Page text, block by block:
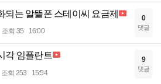
되는 알뜰폰 스테이씨 요금제
조회 35 16:00
0
댓글
각 임플란트
조회 253 15:54
9
댓글